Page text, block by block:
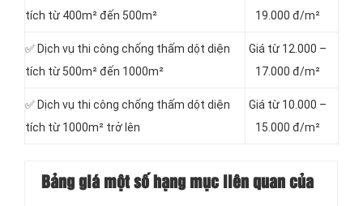
tích từ 400m² đến 500m²
19.000 đ/m²
✅ Dịch vụ thi công chống thấm dột diện
tích từ 500m² đến 1000m²
Giá từ 12.000 –
17.000 đ/m²
✅ Dịch vụ thi công chống thấm dột diện
tích từ 1000m² trở lên
Giá từ 10.000 –
15.000 đ/m²
Bảng giá một số hạng mục liên quan của